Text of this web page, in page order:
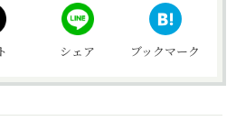
シェア ブックマーク